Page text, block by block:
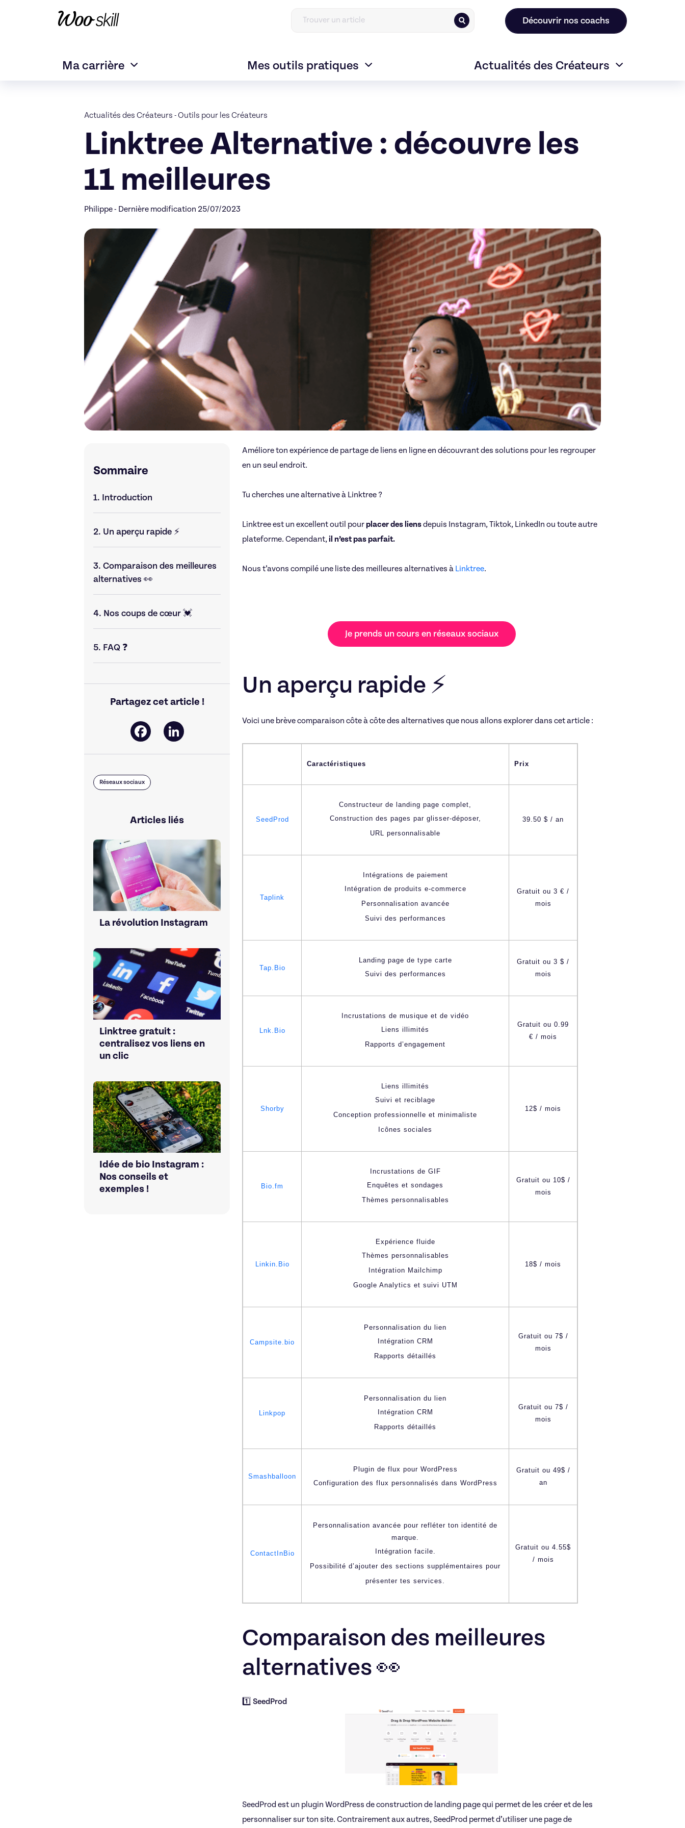
Découvrir nos coachs
Ma carrière Mes outils pratiques Actualités des Créateurs
Actualités des Créateurs -Outils pour les Créateurs
Linktree Alternative : découvre les
11 meilleures
Philippe - Dernière modification 25/07/2023
Sommaire
1. Introduction
2. Un aperçu rapide ⚡
3. Comparaison des meilleures
alternatives 👀
4. Nos coups de cœur 💓
5. FAQ ❓
Partagez cet article !
Facebook
LinkedIn
Réseaux sociaux
Articles liés
La révolution Instagram
Linktree gratuit :
centralisez vos liens en
un clic
Idée de bio Instagram :
Nos conseils et
exemples !
Améliore ton expérience de partage de liens en ligne en découvrant des solutions pour les regrouper
en un seul endroit.
Tu cherches une alternative à Linktree ?
Linktree est un excellent outil pourplacer des liensdepuis Instagram, Tiktok, LinkedIn ou toute autre
plateforme. Cependant,il n’est pas parfait.
Nous t’avons compilé une liste des meilleures alternatives à Linktree.
Je prends un cours en réseaux sociaux
Un aperçu rapide ⚡
Voici une brève comparaison côte à côte des alternatives que nous allons explorer dans cet article :
Caractéristiques Prix
SeedProd
Constructeur de landing page complet,
Construction des pages par glisser-déposer,
URL personnalisable
39.50 $ / an
Taplink
Intégrations de paiement
Intégration de produits e-commerce
Personnalisation avancée
Suivi des performances
Gratuit ou 3 € /
mois
Tap.Bio
Landing page de type carte
Suivi des performances
Gratuit ou 3 $ /
mois
Lnk.Bio
Incrustations de musique et de vidéo
Liens illimités
Rapports d’engagement
Gratuit ou 0.99
€ / mois
Shorby
Liens illimités
Suivi et reciblage
Conception professionnelle et minimaliste
Icônes sociales
12$ / mois
Bio.fm
Incrustations de GIF
Enquêtes et sondages
Thèmes personnalisables
Gratuit ou 10$ /
mois
Linkin.Bio
Expérience fluide
Thèmes personnalisables
Intégration Mailchimp
Google Analytics et suivi UTM
18$ / mois
Campsite.bio
Personnalisation du lien
Intégration CRM
Rapports détaillés
Gratuit ou 7$ /
mois
Linkpop
Personnalisation du lien
Intégration CRM
Rapports détaillés
Gratuit ou 7$ /
mois
Smashballoon
Plugin de flux pour WordPress
Configuration des flux personnalisés dans WordPress
Gratuit ou 49$ /
an
ContactInBio
Personnalisation avancée pour refléter ton identité de
marque.
Intégration facile.
Possibilité d’ajouter des sections supplémentaires pour
présenter tes services.
Gratuit ou 4.55$
/ mois
Comparaison des meilleures
alternatives 👀
1️⃣ SeedProd
SeedProd est un plugin WordPress de construction de landing page qui permet de les créer et de les
personnaliser sur ton site. Contrairement aux autres, SeedProd permet d’utiliser une page de